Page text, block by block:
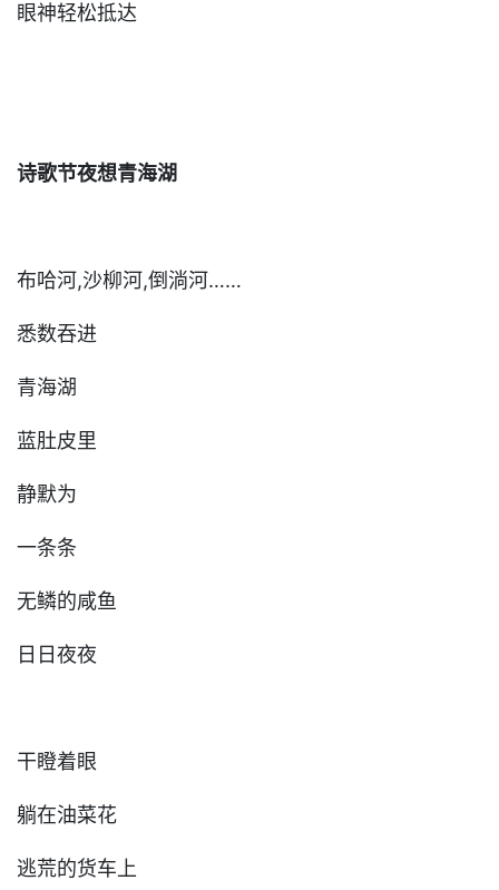
眼神轻松抵达
诗歌节夜想青海湖
布哈河,沙柳河,倒淌河……
悉数吞进
青海湖
蓝肚皮里
静默为
一条条
无鳞的咸鱼
日日夜夜
干瞪着眼
躺在油菜花
逃荒的货车上